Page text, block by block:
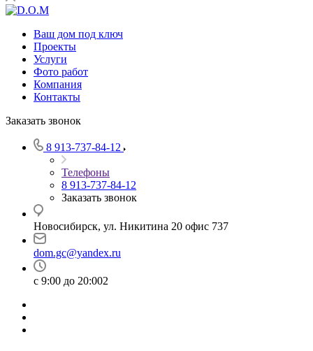
Ваш дом под ключ
Проекты
Услуги
Фото работ
Компания
Контакты
Заказать звонок
8 913-737-84-12
Телефоны
8 913-737-84-12
Заказать звонок
Новосибирск, ул. Никитина 20 офис 737
dom.gc@yandex.ru
с 9:00 до 20:002